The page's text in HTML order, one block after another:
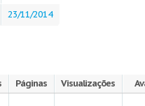
23/11/2014
Páginas Visualizações